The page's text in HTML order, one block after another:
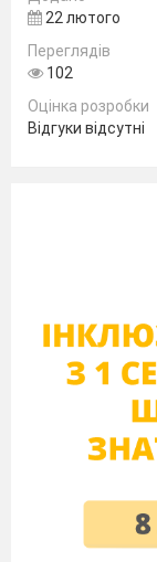
22 лютого
Переглядів
102
Оцінка розробки
Відгуки відсутні